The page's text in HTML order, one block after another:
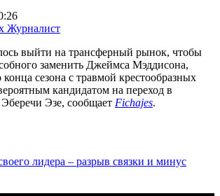
Журналист
выйти на трансферный рынок, чтобы
заменить Джеймса Мэддисона,
сезона с травмой крестообразных
кандидатом на переход в
Эзе, сообщает Fichajes.
лидера – разрыв связки и минус